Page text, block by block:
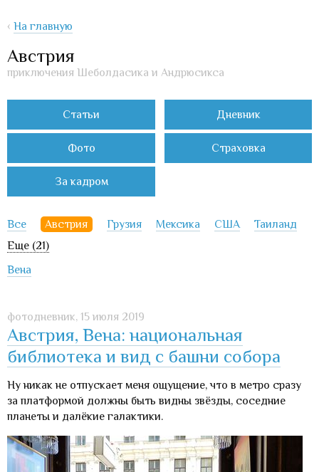
‹ На главную
Австрия
приключения Шеболдасика и Андрюсикса
Статьи Дневник
Фото Страховка
За кадром
Все Австрия Грузия Мексика США
Таиланд
Еще (21)
Вена
фотодневник, 15 июля 2019
Австрия, Вена: национальная
библиотека и вид с башни собора
Ну никак не отпускает меня ощущение, что в метро сразу
за платформой должны быть видны звёзды, соседние
планеты и далёкие галактики.